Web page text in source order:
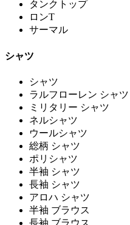
タンクトップ
ロンT
サーマル
シャツ
シャツ
ラルフローレン シャツ
ミリタリー シャツ
ネルシャツ
ウールシャツ
総柄 シャツ
ポリシャツ
半袖 シャツ
長袖 シャツ
アロハ シャツ
半袖 ブラウス
長袖 ブラウス